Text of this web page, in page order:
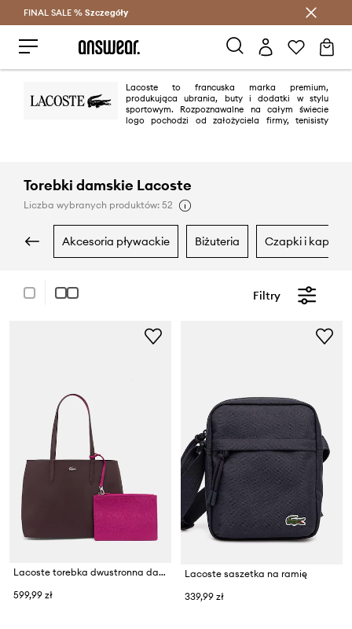
Oszczędzaj z Answear Club >
FINAL SALE % Szczegóły
Lacoste to francuska marka premium,
produkująca ubrania, buty i dodatki w stylu
sportowym. Rozpoznawalne na całym świecie
logo pochodzi od założyciela firmy, tenisisty
Torebki damskie Lacoste
Liczba wybranych produktów: 52
akcesoria pływackie biżuteria czapki i
Filtry
Lacoste torebka dwustronna damska
599,99 zł
Lacoste saszetka na ramię
339,99 zł